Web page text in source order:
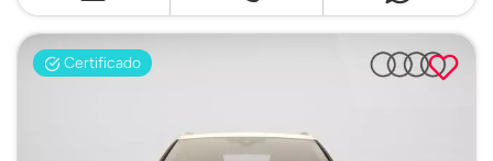
Certificado